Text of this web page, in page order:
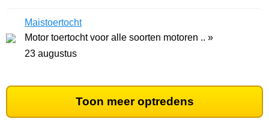
Maistoertocht
Motor toertocht voor alle soorten motoren .. »
23 augustus
Toon meer optredens